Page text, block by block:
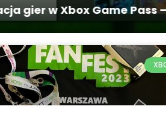
#2 Aktualizacja